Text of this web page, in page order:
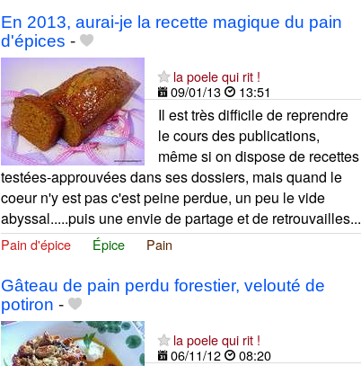
En 2013, aurai-je la recette magique du pain
d'épices -
la poele qui rit !
09/01/13
13:51
Il est très difficile de reprendre
le cours des publications,
même si on dispose de recettes
testées-approuvées dans ses dossiers, mais quand le
coeur n'y est pas c'est peine perdue, un peu le vide
abyssal.....puis une envie de partage et de retrouvailles...
Pain d'épice Épice Pain
Gâteau de pain perdu forestier, velouté de
potiron -
la poele qui rit !
06/11/12
08:20